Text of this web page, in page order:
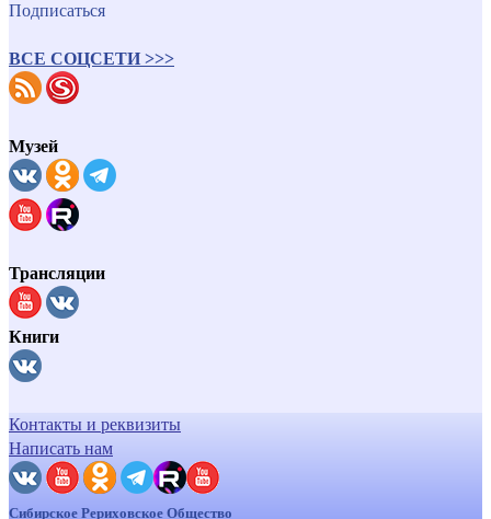
Подписаться
ВСЕ СОЦСЕТИ >>>
Музей
Трансляции
Книги
Контакты и реквизиты
Написать нам
Сибирское Рериховское Общество